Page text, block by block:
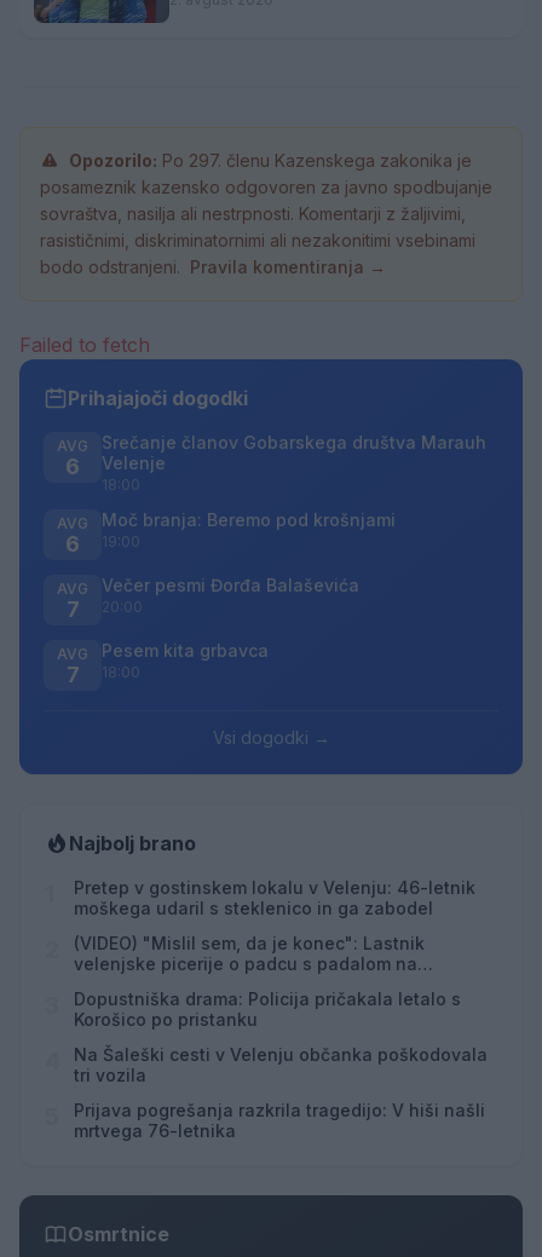
Opozorilo: Po 297. členu Kazenskega zakonika je
posameznik kazensko odgovoren za javno spodbujanje
sovraštva, nasilja ali nestrpnosti. Komentarji z žaljivimi,
rasističnimi, diskriminatornimi ali nezakonitimi vsebinami
bodo odstranjeni. Pravila komentiranja →
Failed to fetch
Prihajajoči dogodki
AVG
6
Srečanje članov Gobarskega društva Marauh
Velenje
18:00
AVG
6
Moč branja: Beremo pod krošnjami
19:00
AVG
7
Večer pesmi Đorđa Balaševića
20:00
AVG
7
Pesem kita grbavca
18:00
Vsi dogodki →
Najbolj brano
Pretep v gostinskem lokalu v Velenju: 46-letnik
moškega udaril s steklenico in ga zabodel
(VIDEO) "Mislil sem, da je konec": Lastnik
velenjske picerije o padcu s padalom na
Dopustniška drama: Policija pričakala letalo s
Korošico po pristanku
Na Šaleški cesti v Velenju občanka poškodovala
tri vozila
Prijava pogrešanja razkrila tragedijo: V hiši našli
mrtvega 76-letnika
Osmrtnice